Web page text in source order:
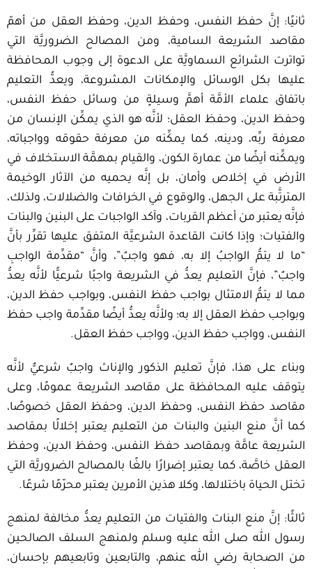
ثانيًا: إنَّ حفظ النفس، وحفظ الدين، وحفظ العقل من أهمّ
مقاصد الشريعة السامية، ومن المصالح الضروريَّة التي
تواترت الشرائع السماويَّة على الدعوة إلى وجوب المحافظة
عليها بكل الوسائل والإمكانات المشروعة، ويعدُّ التعليم
باتفاق علماء الأمَّة أهمَّ وسيلةٍ من وسائل حفظ النفس،
وحفظ الدين، وحفظ العقل؛ لأنَّه هو الذي يمكِّن الإنسان من
معرفة ربِّه، ودينه، كما يمكِّنه من معرفة حقوقه وواجباته،
ويمكِّنه أيضًا من عمارة الكون، والقيام بمهمَّة الاستخلاف في
الأرض في إخلاص وأمان، بل إنَّه يحميه من الآثار الوخيمة
المترتَّبة على الجهل، والوقوع في الخرافات والضلالات، ولذلك،
فإنَّه يعتبر من أعظم القربات، وآكد الواجبات على البنين والبنات
والفتيات؛ وإذا كانت القاعدة الشرعيَّة المتفق عليها تقرِّر بأنَّ
“ما لا يتمُّ الواجبُ إلا به، فهو واجبٌ”، وأنَّ “مقدِّمة الواجبِ
واجبٌ”، فإنَّ التعليم يعدُّ في الشريعة واجبًا شرعيًّا لأنَّه يعدُّ
مما لا يتمُّ الامتثال بواجب حفظ النفس، وبواجب حفظ الدين،
وبواجب حفظ العقل إلا به؛ ولأنَّه يعدُّ أيضًا مقدِّمة واجب حفظ
النفس، وواجب حفظ الدين، وواجب حفظ العقل.
وبناء على هذا، فإنَّ تعليم الذكور والإناث واجبٌ شرعيٌّ لأنَّه
يتوقف عليه المحافظة على مقاصد الشريعة عمومًا، وعلى
مقاصد حفظ النفس، وحفظ الدين، وحفظ العقل خصوصًا،
كما أنَّ منع البنين والبنات من التعليم يعتبر إخلالًا بمقاصد
الشريعة عامَّة وبمقاصد حفظ النفس، وحفظ الدين، وحفظ
العقل خاصَّة، كما يعتبر إضرارًا بالغًا بالمصالح الضروريَّة التي
تختل الحياة باختلالها، وكلا هذين الأمرين يعتبر محرّمًا شرعًا.
ثالثًا: إنَّ منع البنات والفتيات من التعليم يعدُّ مخالفة لمنهج
رسول الله صلى الله عليه وسلم ولمنهج السلف الصالحين
من الصحابة رضي الله عنهم، والتابعين وتابعيهم بإحسان،